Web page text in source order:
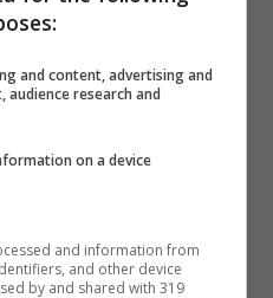
and content, advertising and
research and
on a device
and information from
and other device
by and shared with 319